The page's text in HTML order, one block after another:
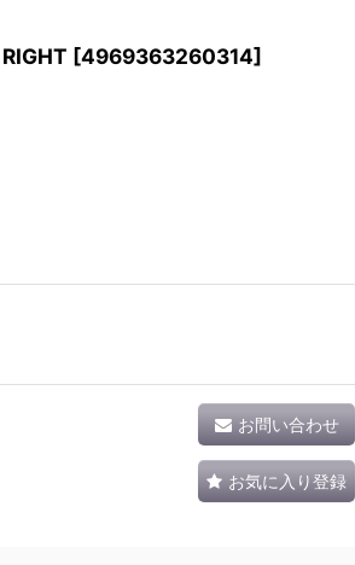
[4969363260314]
お問い合わせ
お気に入り登録